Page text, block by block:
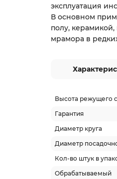
эксплуатация
В основном
полу,
мрамора в
Высота режущего
Гарантия
Диаметр круга
Диаметр
Кол-во штук в
Обрабатываемый